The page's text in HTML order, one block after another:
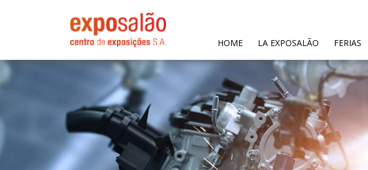
HOME(CURRENT)
LA EXPOSALÃO FERIAS